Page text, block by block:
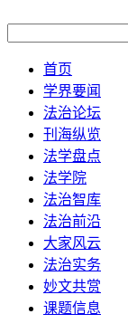
首页
学界要闻
法治论坛
刊海纵览
法学盘点
法学院
法治智库
法治前沿
大家风云
法治实务
妙文共赏
课题信息